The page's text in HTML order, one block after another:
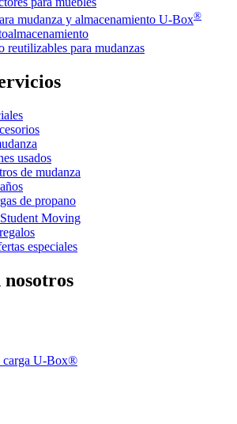
mudanza y almacenamiento U-Box®
reutilizables para mudanzas
usados
de mudanza
de propano
Student Moving
especiales
nosotros
carga U-Box®